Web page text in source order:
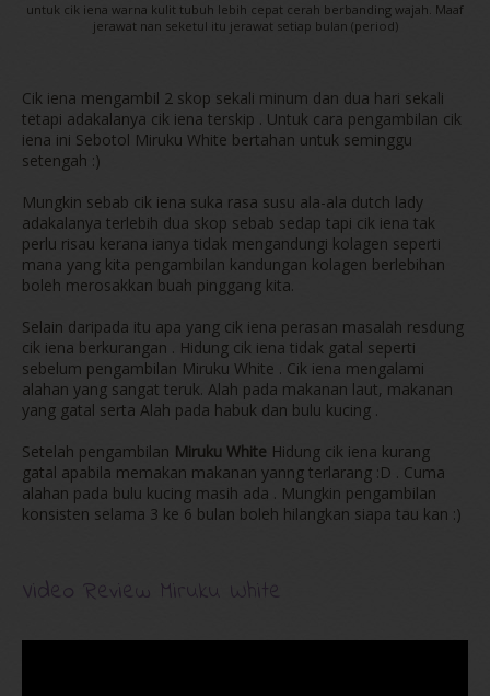
untuk cik iena warna kulit tubuh lebih cepat cerah berbanding wajah. Maaf
jerawat nan seketul itu jerawat setiap bulan (period)
Cik iena mengambil 2 skop sekali minum dan dua hari sekali
tetapi adakalanya cik iena terskip . Untuk cara pengambilan cik
iena ini Sebotol Miruku White bertahan untuk seminggu
setengah :)
Mungkin sebab cik iena suka rasa susu ala-ala dutch lady
adakalanya terlebih dua skop sebab sedap tapi cik iena tak
perlu risau kerana ianya tidak mengandungi kolagen seperti
mana yang kita pengambilan kandungan kolagen berlebihan
boleh merosakkan buah pinggang kita.
Selain daripada itu apa yang cik iena perasan masalah resdung
cik iena berkurangan . Hidung cik iena tidak gatal seperti
sebelum pengambilan Miruku White . Cik iena mengalami
alahan yang sangat teruk. Alah pada makanan laut, makanan
yang gatal serta Alah pada habuk dan bulu kucing .
Setelah pengambilan Miruku White Hidung cik iena kurang
gatal apabila memakan makanan yanng terlarang :D . Cuma
alahan pada bulu kucing masih ada . Mungkin pengambilan
konsisten selama 3 ke 6 bulan boleh hilangkan siapa tau kan :)
Video Review Miruku White